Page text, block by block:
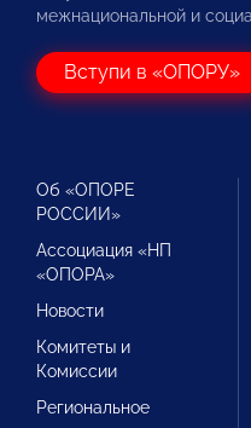
межнациональной и
Вступи в «ОПОРУ»
Об «ОПОРЕ
РОССИИ»
Ассоциация «НП
«ОПОРА»
Новости
Комитеты и
Комиссии
Региональное